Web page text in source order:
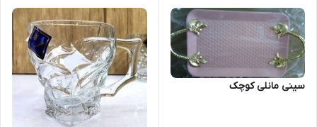
سینی مانلی کوچک